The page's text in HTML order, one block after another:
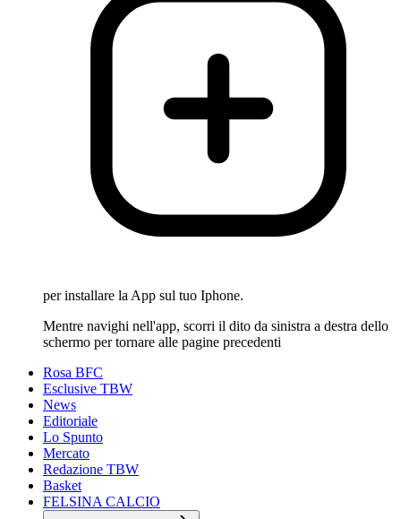
per installare la App sul tuo Iphone.
Mentre navighi nell'app, scorri il dito da sinistra a destra dello
schermo per tornare alle pagine precedenti
Rosa BFC
Esclusive TBW
News
Editoriale
Lo Spunto
Mercato
Redazione TBW
Basket
FELSINA CALCIO